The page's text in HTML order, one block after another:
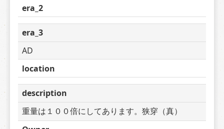
era_2
era_3
AD
location
description
重量は１００倍にしてあります。狭穿（真）